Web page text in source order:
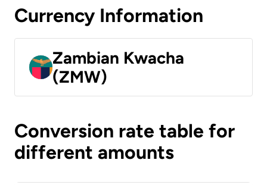
Currency Information
Zambian Kwacha
(ZMW)
Conversion rate table for
different amounts